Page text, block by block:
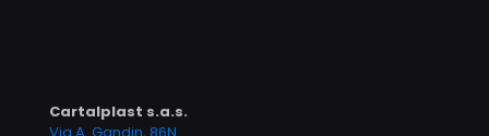
Cartalplast s.a.s.
Via A. Gandin, 86N